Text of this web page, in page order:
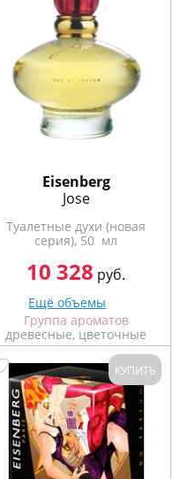
Eisenberg
Jose
Туалетные духи (новая
серия), 50 мл
10 328 руб.
Ещё объемы
Группа ароматов
древесные, цветочные
КУПИТЬ